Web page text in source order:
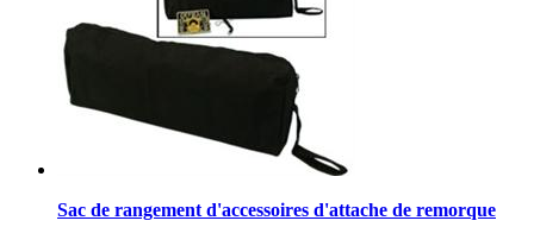
Sac de rangement d'accessoires d'attache de remorque